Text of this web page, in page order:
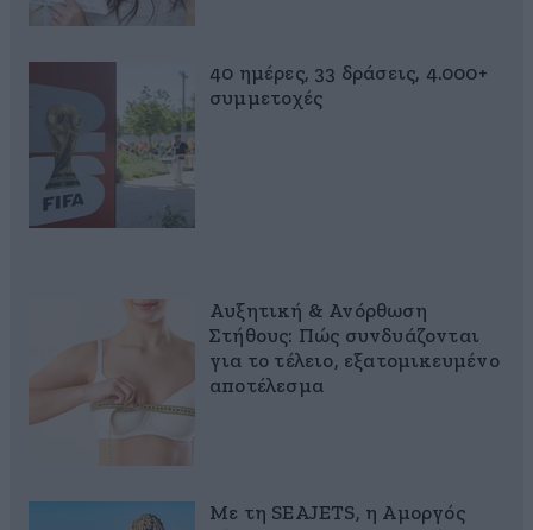
40 ημέρες, 33 δράσεις, 4.000+
συμμετοχές
Αυξητική & Ανόρθωση
Στήθους: Πώς συνδυάζονται
για το τέλειο, εξατομικευμένο
αποτέλεσμα
Με τη SEAJETS, η Αμοργός